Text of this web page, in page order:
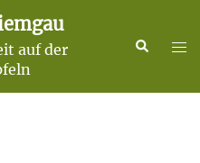
auf der
Suche